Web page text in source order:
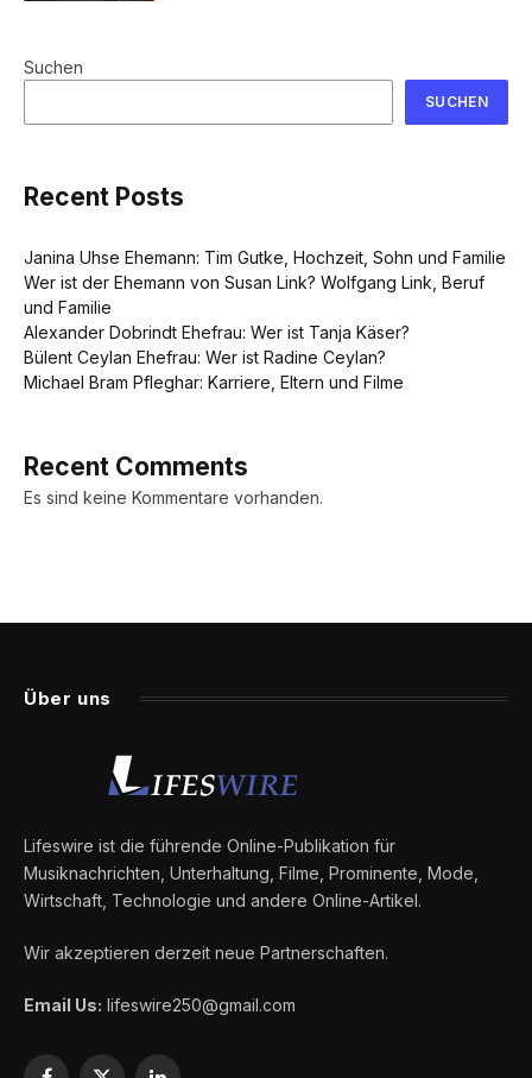
Suchen
SUCHEN
Recent Posts
Janina Uhse Ehemann: Tim Gutke, Hochzeit, Sohn und Familie
Wer ist der Ehemann von Susan Link? Wolfgang Link, Beruf
und Familie
Alexander Dobrindt Ehefrau: Wer ist Tanja Käser?
Bülent Ceylan Ehefrau: Wer ist Radine Ceylan?
Michael Bram Pfleghar: Karriere, Eltern und Filme
Recent Comments
Es sind keine Kommentare vorhanden.
Über uns
Lifeswire ist die führende Online-Publikation für
Musiknachrichten, Unterhaltung, Filme, Prominente, Mode,
Wirtschaft, Technologie und andere Online-Artikel.
Wir akzeptieren derzeit neue Partnerschaften.
Email Us: lifeswire250@gmail.com